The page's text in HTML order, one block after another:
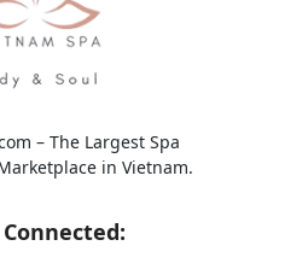
– The Largest Spa
in Vietnam.